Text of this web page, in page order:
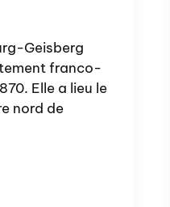
Geisberg
franco-
Elle a lieu le
nord de